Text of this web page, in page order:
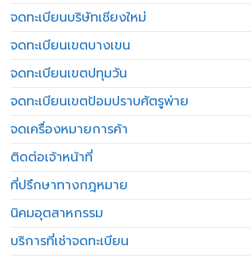
จดทะเบียนบริษัทเชียงใหม่
จดทะเบียนเขตบางเขน
จดทะเบียนเขตปทุมวัน
จดทะเบียนเขตป้อมปราบศัตรูพ่าย
จดเครื่องหมายการค้า
ติดต่อเจ้าหน้าที่
ที่ปรึกษาทางกฎหมาย
นิคมอุตสาหกรรม
บริการที่เช่าจดทะเบียน